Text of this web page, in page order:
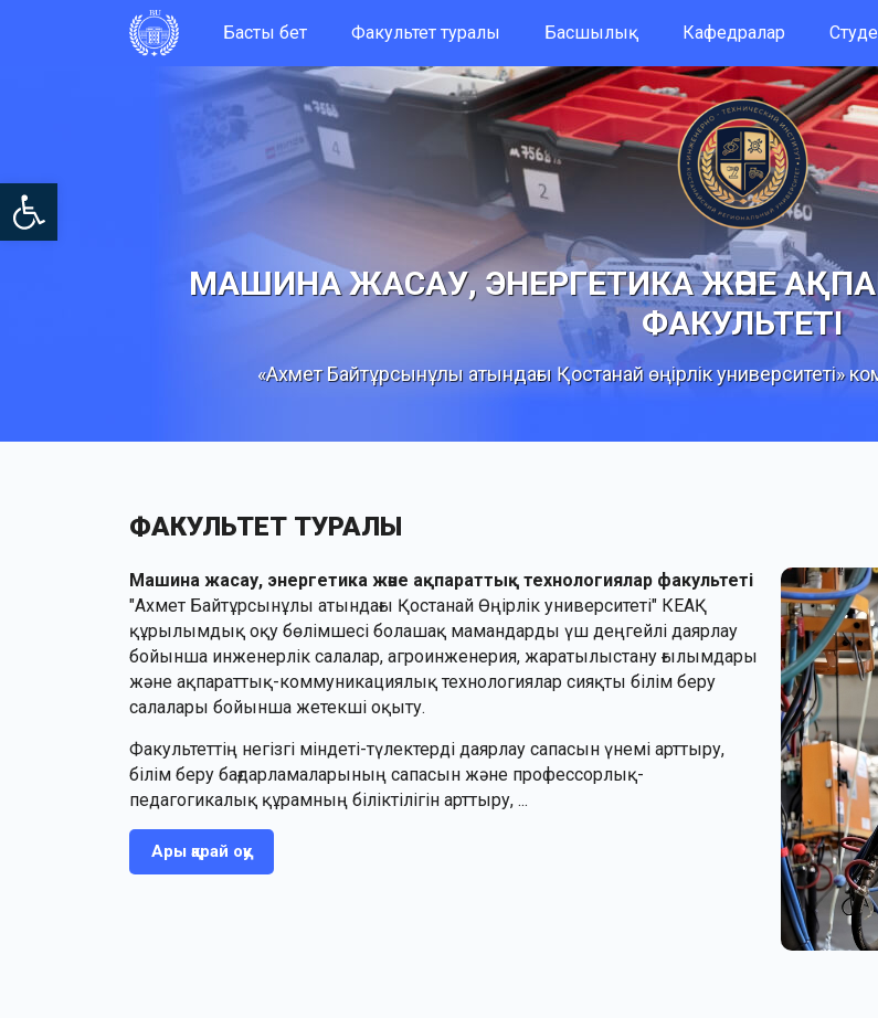
Open toolbar
Басты бет Факультет туралы Басшылық Кафедралар
МАШИНА ЖАСАУ, ЭНЕРГЕТИКА ЖӘНЕ
ФАКУЛЬТЕТІ
«Ахмет Байтұрсынұлы атындағы Қостанай өңірлік университеті»
ФАКУЛЬТЕТ ТУРАЛЫ
Машина жасау, энергетика және ақпараттық технологиялар факультеті
"Ахмет Байтұрсынұлы атындағы Қостанай Өңірлік университеті" КЕАҚ
құрылымдық оқу бөлімшесі болашақ мамандарды үш деңгейлі даярлау
бойынша инженерлік салалар, агроинженерия, жаратылыстану ғылымдары
және ақпараттық-коммуникациялық технологиялар сияқты білім беру
салалары бойынша жетекші оқыту.
Факультеттің негізгі міндеті-түлектерді даярлау сапасын үнемі арттыру,
білім беру бағдарламаларының сапасын және профессорлық-
педагогикалық құрамның біліктілігін арттыру, ...
Ары қарай оқу